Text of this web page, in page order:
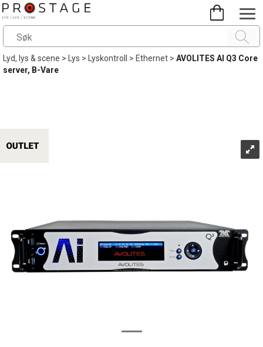
Lyd, lys & scene> Lys> Lyskontroll >Ethernet>AVOLITES AI Q3 Core
server, B-Vare